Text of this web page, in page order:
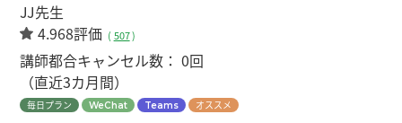
JJ先生
4.968評価 ( 507)
講師都合キャンセル数：0回
（直近3カ月間）
毎日プラン WeChat Teams オススメ